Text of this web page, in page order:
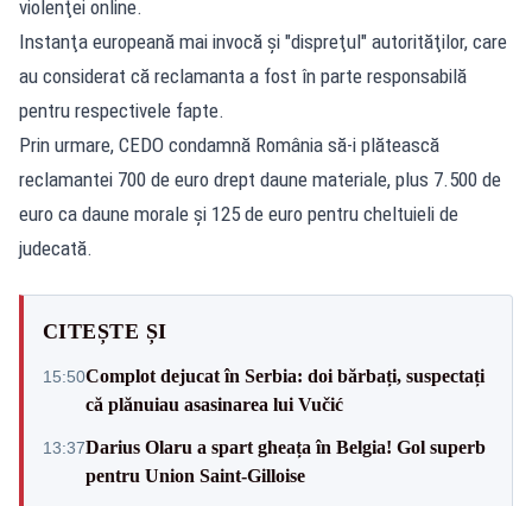
violenţei online.
Instanţa europeană mai invocă şi "dispreţul" autorităţilor, care
au considerat că reclamanta a fost în parte responsabilă
pentru respectivele fapte.
Prin urmare, CEDO condamnă România să-i plătească
reclamantei 700 de euro drept daune materiale, plus 7.500 de
euro ca daune morale şi 125 de euro pentru cheltuieli de
judecată.
CITEȘTE ȘI
15:50Complot dejucat în Serbia: doi bărbați, suspectați
că plănuiau asasinarea lui Vučić
13:37Darius Olaru a spart gheața în Belgia! Gol superb
pentru Union Saint-Gilloise